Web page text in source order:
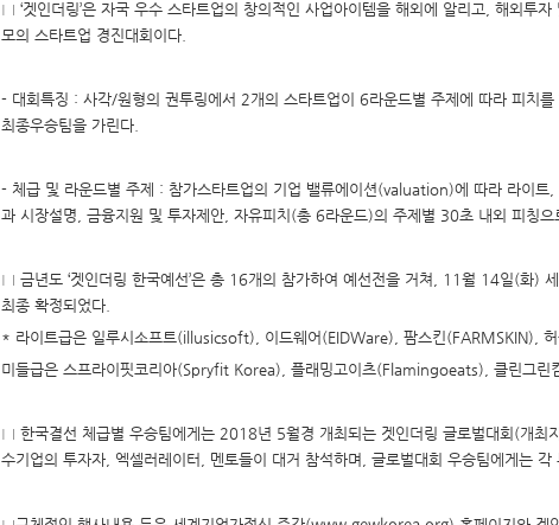
이
미
지,
파
일,
출
처,
권
형
□ ‘겟인더링’은 자국 우수 스타트업의 창의적인 사업아이템을 해외에 알리고, 해외
모의 스타트업 경진대회이다.
- 대회특징 : 사각/원형의 권투링에서 2개의 스타트업이 6라운드별 주제에 따라 피치
최종우승팀을 가린다.
- 체급 및 라운드별 주제 : 참가스타트업의 기업 밸류에이션(valuation)에 따라 라이
과 시장설명, 금융지원 및 투자제안, 자유피치(총 6라운드)의 주제별 30초 내외 피칭으
□ 금년도 ‘겟인더링 한국예선’은 총 16개의 참가하여 예선전을 거쳐, 11월 14일(화)
최종 확정되었다.
* 라이트급은 일루시소프트(illusicsoft), 이드웨어(EIDWare), 팜스킨(FARMSKIN),
미들급은 스프라이핏코리아(Spryfit Korea), 플래밍고이츠(Flamingoeats), 클린그
□ 한국결선 체급별 우승팀에게는 2018년 5월경 개최되는 겟인더링 글로벌대회(개
수기업의 투자자, 엑셀러레이터, 멘토들이 대거 참석하며, 글로벌대회 우승팀에게는 각